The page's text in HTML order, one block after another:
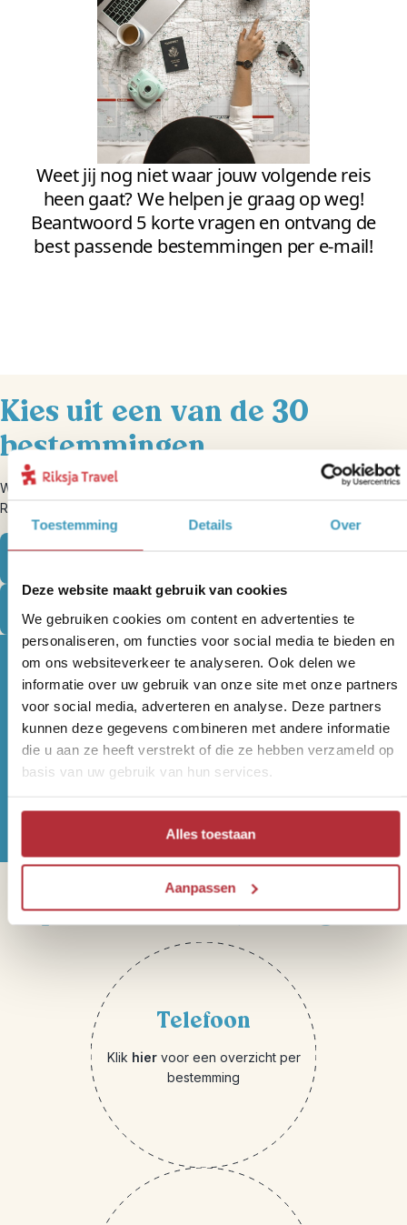
Toestemming Details Over
Deze website maakt gebruik van cookies
We gebruiken cookies om content en advertenties te
personaliseren, om functies voor social media te bieden en
om ons websiteverkeer te analyseren. Ook delen we
informatie over uw gebruik van onze site met onze partners
voor social media, adverteren en analyse. Deze partners
kunnen deze gegevens combineren met andere informatie
die u aan ze heeft verstrekt of die ze hebben verzameld op
basis van uw gebruik van hun services.
Alles toestaan
Aanpassen
Kies uit een van de 30
bestemmingen
Wil je meer informatie over een van de 30 bestemmingen die we bij
Riksja Family aanbieden? Bekijk dan onze bestemmingen.
Europese bestemmingen
Wil jij altijd als eerste op de
hoogte zijn van onze Riksja
Sparren of heb je vragen?
Telefoon
Klik hiervoor een overzicht per
bestemming